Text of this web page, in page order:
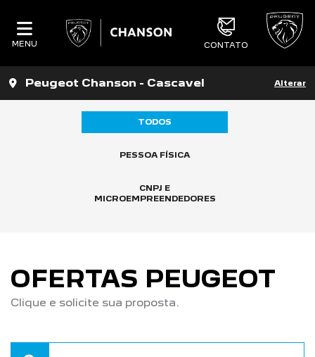
MENU CONTATO
Peugeot Chanson - Cascavel Alterar
TODOS
PESSOA FÍSICA
CNPJ E
MICROEMPREENDEDORES
OFERTAS PEUGEOT
Clique e solicite sua proposta.